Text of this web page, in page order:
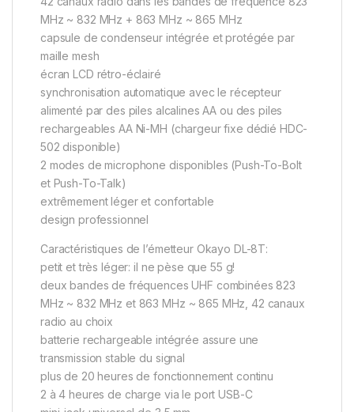
MHz ~ 832 MHz + 863 MHz ~ 865 MHz
capsule de condenseur intégrée et protégée par
maille mesh
écran LCD rétro-éclairé
synchronisation automatique avec le récepteur
alimenté par des piles alcalines AA ou des piles
rechargeables AA Ni-MH (chargeur fixe dédié HDC-
502 disponible)
2 modes de microphone disponibles (Push-To-Bolt
et Push-To-Talk)
extrêmement léger et confortable
design professionnel
Caractéristiques de l’émetteur Okayo DL-8T:
petit et très léger: il ne pèse que 55 g!
deux bandes de fréquences UHF combinées 823
MHz ~ 832 MHz et 863 MHz ~ 865 MHz, 42 canaux
radio au choix
batterie rechargeable intégrée assure une
transmission stable du signal
plus de 20 heures de fonctionnement continu
2 à 4 heures de charge via le port USB-C